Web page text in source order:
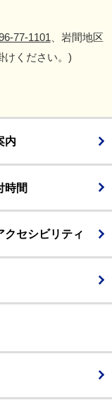
77-1101 、岩間地区
けください。)
内
時間
クセシビリティ